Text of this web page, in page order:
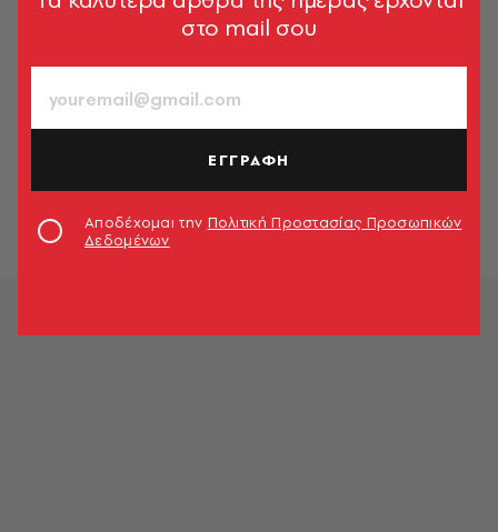
στο mail σου
ΕΓΓΡΑΦΗ
Αποδέχομαι την Πολιτική Προστασίας Προσωπικών
Δεδομένων